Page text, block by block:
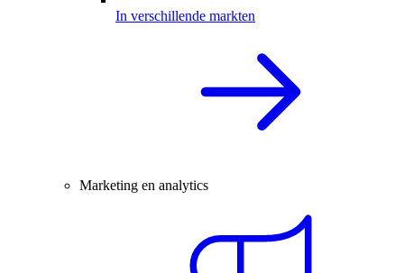
In verschillende markten
Marketing en analytics